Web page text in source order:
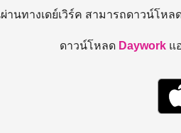
านทางเดย์เวิร์ค สามารถดาวน์โห
ดาวน์โหลด Daywork แ